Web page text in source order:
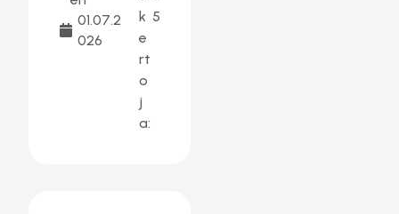
01.07.2
026
k
e
rt
o
j
a:
5